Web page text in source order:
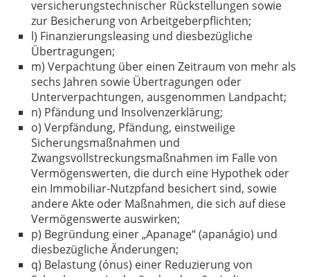
versicherungstechnischer Rückstellungen sowie
zur Besicherung von Arbeitgeberpflichten;
l) Finanzierungsleasing und diesbezügliche
Übertragungen;
m) Verpachtung über einen Zeitraum von mehr als
sechs Jahren sowie Übertragungen oder
Unterverpachtungen, ausgenommen Landpacht;
n) Pfändung und Insolvenzerklärung;
o) Verpfändung, Pfändung, einstweilige
Sicherungsmaßnahmen und
Zwangsvollstreckungsmaßnahmen im Falle von
Vermögenswerten, die durch eine Hypothek oder
ein Immobiliar-Nutzpfand besichert sind, sowie
andere Akte oder Maßnahmen, die sich auf diese
Vermögenswerte auswirken;
p) Begründung einer „Apanage“ (apanágio) und
diesbezügliche Änderungen;
q) Belastung (ónus) einer Reduzierung von